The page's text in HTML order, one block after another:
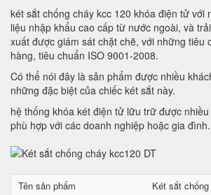
két sắt chống cháy kcc 120 khóa điện tử với
liệu nhập khẩu cao cấp từ nước ngoài, và
xuất được giám sát chặt chẽ, với những tiêu
hàng, tiêu chuẩn ISO 9001-2008.
Có thể nói đây là sản phẩm được nhiều
những đặc biệt của chiếc két sắt này.
hệ thống khóa két điện tử lữu trữ được
phù hợp với các doanh nghiệp hoặc gia đình.
Tên sản phẩm
Két sắt